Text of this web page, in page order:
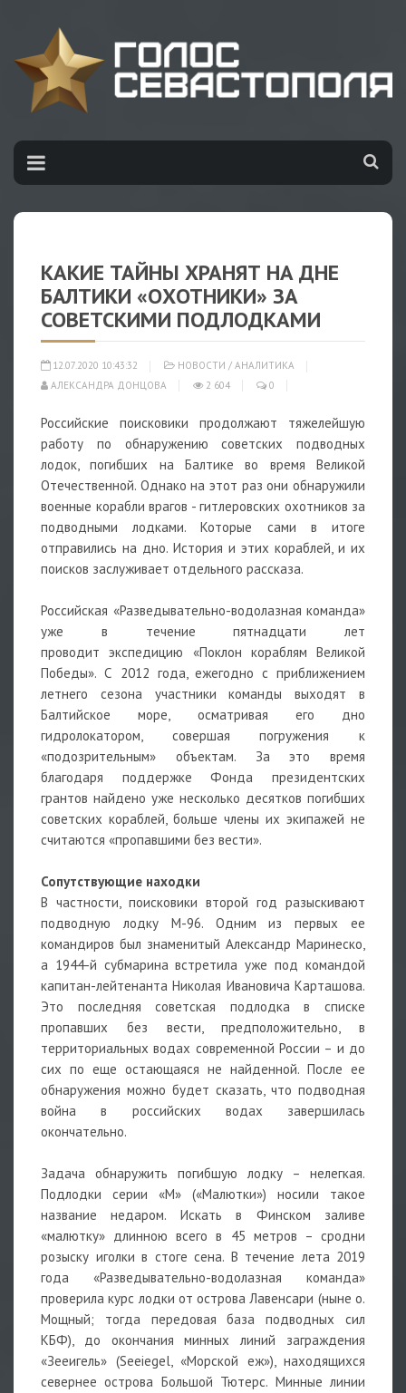
КАКИЕ ТАЙНЫ ХРАНЯТ НА ДНЕ
БАЛТИКИ «ОХОТНИКИ» ЗА
СОВЕТСКИМИ ПОДЛОДКАМИ
12.07.2020 10:43:32 НОВОСТИ / АНАЛИТИКА
АЛЕКСАНДРА ДОНЦОВА
2 604 0
Российские поисковики продолжают тяжелейшую
работу по обнаружению советских подводных
лодок, погибших на Балтике во время Великой
Отечественной. Однако на этот раз они обнаружили
военные корабли врагов - гитлеровских охотников за
подводными лодками. Которые сами в итоге
отправились на дно. История и этих кораблей, и их
поисков заслуживает отдельного рассказа.
Российская «Разведывательно-водолазная команда»
уже в течение пятнадцати лет
проводит экспедицию «Поклон кораблям Великой
Победы». С 2012 года, ежегодно с приближением
летнего сезона участники команды выходят в
Балтийское море, осматривая его дно
гидролокатором, совершая погружения к
«подозрительным» объектам. За это время
благодаря поддержке Фонда президентских
грантов найдено уже несколько десятков погибших
советских кораблей, больше члены их экипажей не
считаются «пропавшими без вести».
Сопутствующие находки
В частности, поисковики второй год разыскивают
подводную лодку М-96. Одним из первых ее
командиров был знаменитый Александр Маринеско,
а 1944-й субмарина встретила уже под командой
капитан-лейтенанта Николая Ивановича Карташова.
Это последняя советская подлодка в списке
пропавших без вести, предположительно, в
территориальных водах современной России – и до
сих по еще остающаяся не найденной. После ее
обнаружения можно будет сказать, что подводная
война в российских водах завершилась
окончательно.
Задача обнаружить погибшую лодку – нелегкая.
Подлодки серии «М» («Малютки») носили такое
название недаром. Искать в Финском заливе
«малютку» длинною всего в 45 метров – сродни
розыску иголки в стоге сена. В течение лета 2019
года «Разведывательно-водолазная команда»
проверила курс лодки от острова Лавенсари (ныне о.
Мощный; тогда передовая база подводных сил
КБФ), до окончания минных линий заграждения
«Зееигель» (Seeiegel, «Морской еж»), находящихся
севернее острова Большой Тютерс. Минные линии